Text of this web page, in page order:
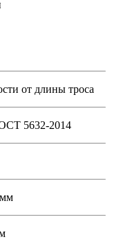
от длины троса
5632-2014
мм